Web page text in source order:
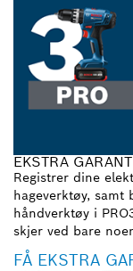
EKSTRA
Registrer dine
hageverktøy,
håndverktøy i
skjer ved bare
FÅ EKSTRA